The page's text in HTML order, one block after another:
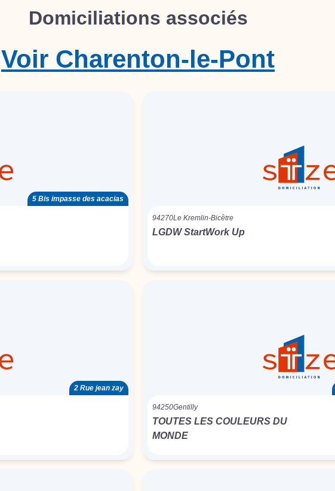
Domiciliations associés
Charenton-le-Pont
Voir
5 Bis impasse des acacias
94270Le Kremlin-Bicêtre
LGDW StartWork Up
2 Rue jean zay
94250Gentilly
TOUTES LES COULEURS DU
MONDE